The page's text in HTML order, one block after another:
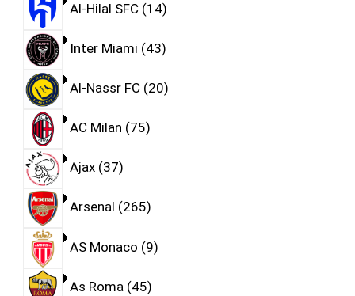
Al-Hilal SFC 14
Inter Miami 43
Al-Nassr FC 20
AC Milan 75
Ajax 37
Arsenal 265
AS Monaco 9
As Roma 45